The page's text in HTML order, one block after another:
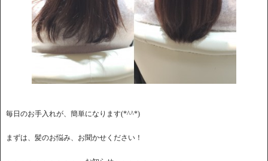
毎日のお手入れが、簡単になります(*^^*)
まずは、髪のお悩み、お聞かせください！